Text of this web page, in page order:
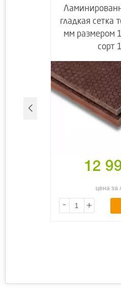
гладкая сетка
мм размером
сорт
12
цена за
- +